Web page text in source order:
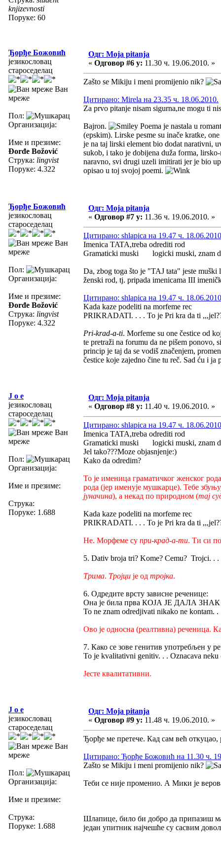
knjizevnosti
Поруке: 60
Ђорђе Божовић
језикословац
староседелац
Ван
мреже
Пол:
Организација:
Име и презиме:
Đorđe Božović
Струка: lingvist
Поруке: 4.322
Одг: Moja pitanja
« Одговор #6 у: 11.30 ч. 19.06.2010. »
Zašto se Mikiju i meni promijenio nik?
Цитирано: Mirela на 23.35 ч. 18.06.2010.
Za prvo pitanje nisam sigurna,ne mogu ti
Bajron.
Poema je nastala u
(epskim). Lirske pesme su inače kratke,
je na taj lirski element bio dodat narativni,
sukob, i tako je dobijena duža forma,
naravno, svi drugi uzeli imitirati jer je bio
opisao u toj svojoj poemi.
Ђорђе Божовић
језикословац
староседелац
Ван
мреже
Пол:
Организација:
Име и презиме:
Đorđe Božović
Струка: lingvist
Поруке: 4.322
Одг: Moja pitanja
« Одговор #7 у: 11.36 ч. 19.06.2010. »
Цитирано: shlapica на 19.47 ч.
Imenica TATA,treba odrediti rod
Gramaticki muski logicki muski, znam
Da, zbog toga što je "TAJ tata" jeste
ženski rod, tj. pripada imenicama III
Цитирано: shlapica на 19.47 ч.
Kada kaze podeliti na morfeme rec
PRIKRADATI. . . . To je Pri kra da ti
Pri-krad-a-ti. Morfeme su one čestice od
te pretraži na forumu da ne pišem ponovo,
princip je taj da se vodiš značenjem,
čestice koje zajedno čine tu reč. Sad ću i ja
J o e
језикословац
староседелац
Ван
мреже
Пол:
Организација:
Име и презиме:
Струка:
Поруке: 1.688
Одг: Moja pitanja
« Одговор #8 у: 11.40 ч. 19.06.2010. »
Цитирано: shlapica на 19.47 ч.
Imenica TATA,treba odrediti rod
Gramaticki muski logicki muski, znam
Jel tako???Moze objasnjenje:)
Kako da odredim?
То је именица граматичког женског
рода (јер именује мушкарце). Тебе
јуначина), а некад по природном (тај
Kada kaze podeliti na morfeme rec
PRIKRADATI. . . . To je Pri kra da ti
Не. Морфеме су при-крад-а-ти. Ти си
5. Dativ broja tri? Kome? Cemu? Trojci. . .
Трима. Тројци је од тројка.
6. Одредите врсту зависне реченице:
Она је била прва КОЈА ЈЕ ДАЛА
To ne znam odredjivati nikako ne kontam. .
Ово је односна (реалтивна) реченица.
7. Како се зове генитив употребљен
To je kvalitativni genitiv. . . Oznacava neku
Јесте квалитативни.
J o e
језикословац
староседелац
Ван
мреже
Пол:
Организација:
Име и презиме:
Струка:
Поруке: 1.688
Одг: Moja pitanja
« Одговор #9 у: 11.48 ч. 19.06.2010. »
Ђорђе ме претече. Кад сам већ
Цитирано: Ђорђе Божовић на 11.30 ч.
Zašto se Mikiju i meni promijenio nik?
Теби се није променио. А Мики је
Шлапице, било би добро да припазиш
један упитник најчешће су сасвим